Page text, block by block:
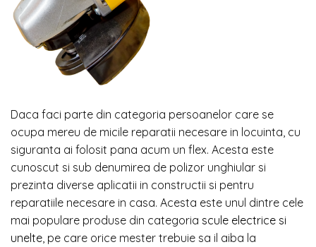
Daca faci parte din categoria persoanelor care se
ocupa mereu de micile reparatii necesare in locuinta, cu
siguranta ai folosit pana acum un flex. Acesta este
cunoscut si sub denumirea de polizor unghiular si
prezinta diverse aplicatii in constructii si pentru
reparatiile necesare in casa. Acesta este unul dintre cele
mai populare produse din categoria scule electrice si
unelte, pe care orice mester trebuie sa il aiba la